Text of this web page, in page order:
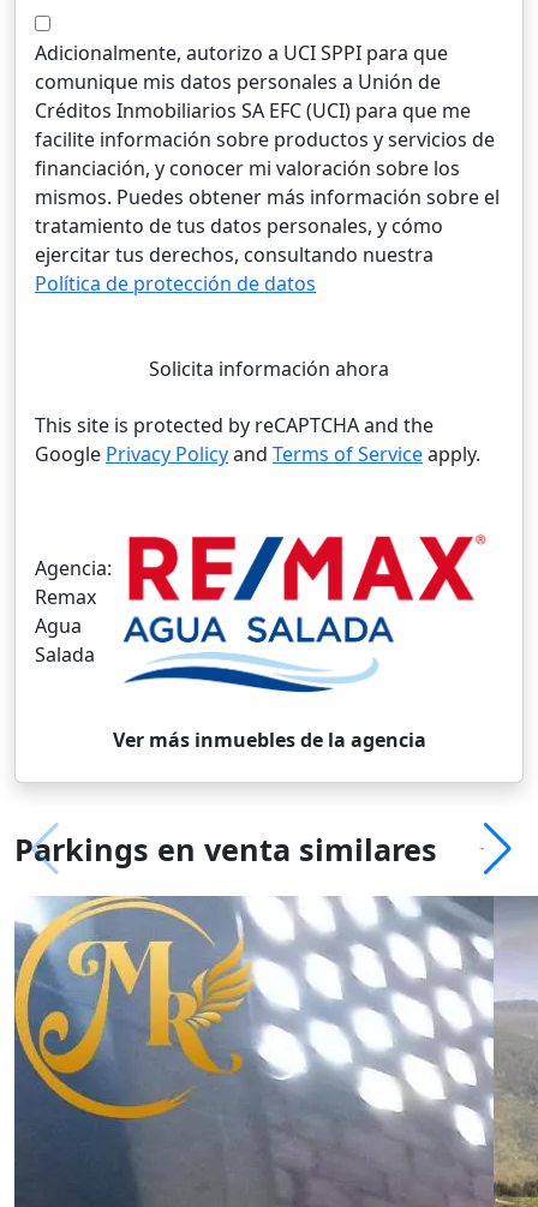
Adicionalmente, autorizo a UCI SPPI para que
comunique mis datos personales a Unión de
Créditos Inmobiliarios SA EFC (UCI) para que me
facilite información sobre productos y servicios de
financiación, y conocer mi valoración sobre los
mismos. Puedes obtener más información sobre el
tratamiento de tus datos personales, y cómo
ejercitar tus derechos, consultando nuestra
Política de protección de datos
Solicita información ahora
This site is protected by reCAPTCHA and the
Google Privacy Policyand Terms of Serviceapply.
Agencia:
Remax
Agua
Salada
Ver más inmuebles de la agencia
Parkings en venta similares